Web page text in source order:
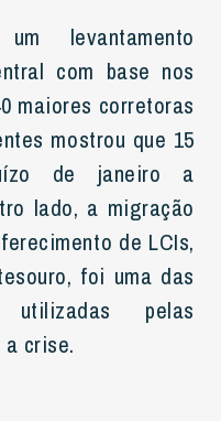
levantamento
com base nos
maiores corretoras
mostrou que 15
de janeiro a
lado, a migração
de LCIs,
foi uma das
utilizadas pelas
crise.